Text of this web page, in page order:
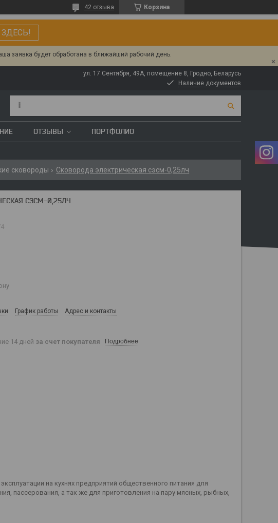
Корзина
42 отзыва
заявка будет обработана в ближайший рабочий день.
ул. 17 Сентября, 49А, помещение 8, Гродно, Беларусь
Наличие документов
ОТЗЫВЫ ПОРТФОЛИО
сковороды Сковорода электрическая сэсм-0,25лч
СЭСМ-0,25ЛЧ
График работы Адрес и контакты
14 дней за счет покупателя Подробнее
на кухнях предприятий общественного питания для
пассерования, а так же для приготовления на пару мясных, рыбных,